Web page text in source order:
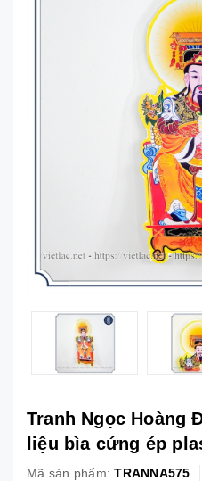
Tranh Ngọc Hoàng
liệu bìa cứng ép
Mã sản phẩm: TRANNA575